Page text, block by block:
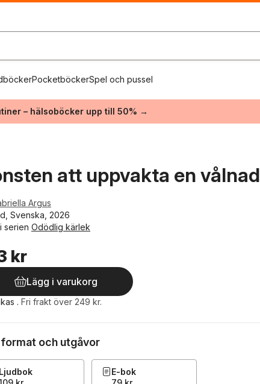
PocketböckerSpel och pussel
– hälsoböcker upp till 50% →
att uppvakta en vålnad
Argus
Svenska, 2026
serien Odödlig kärlek
kr
Lägg i varukorg
. Fri frakt över 249 kr.
format och utgåvor
Ljudbok
E-bok